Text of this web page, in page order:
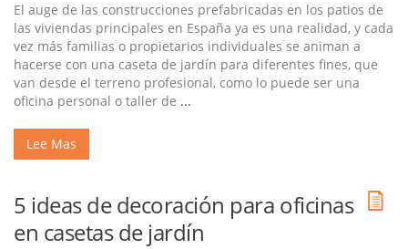
El auge de las construcciones prefabricadas en los patios de
las viviendas principales en España ya es una realidad, y cada
vez más familias o propietarios individuales se animan a
hacerse con una caseta de jardín para diferentes fines, que
van desde el terreno profesional, como lo puede ser una
oficina personal o taller de ...
Lee Mas
5 ideas de decoración para oficinas
en casetas de jardín